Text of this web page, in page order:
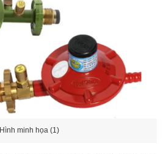
Hình minh họa (1)